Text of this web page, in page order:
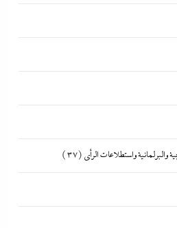
والبرلمانية واستطلاعات الرأى (37)